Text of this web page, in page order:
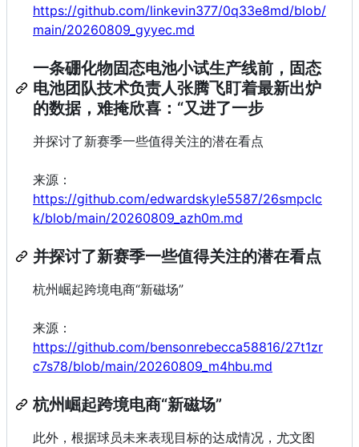
https://github.com/linkevin377/0q33e8md/blob/
main/20260809_gyyec.md
一条硼化物固态电池小试生产线前，固态
电池团队技术负责人张腾飞盯着最新出炉
的数据，难掩欣喜：“又进了一步
并探讨了新赛季一些值得关注的潜在看点
来源：
https://github.com/edwardskyle5587/26smpclc
k/blob/main/20260809_azh0m.md
并探讨了新赛季一些值得关注的潜在看点
杭州崛起跨境电商“新磁场”
来源：
https://github.com/bensonrebecca58816/27t1zr
c7s78/blob/main/20260809_m4hbu.md
杭州崛起跨境电商“新磁场”
此外，根据球员未来表现目标的达成情况，尤文图